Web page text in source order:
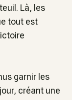
Là, les
tout est
garnir les
créant une